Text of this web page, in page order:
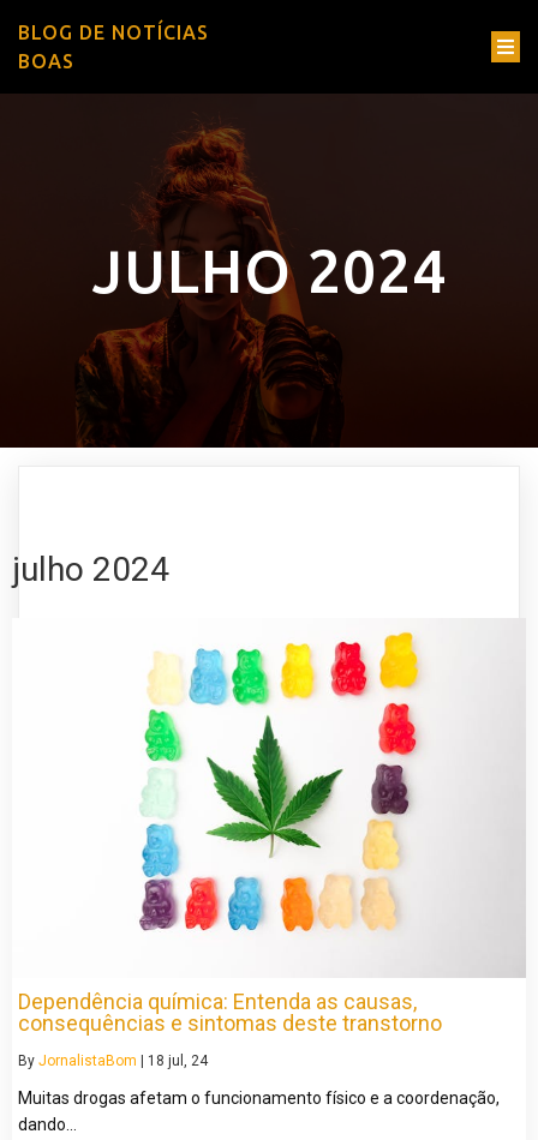
BLOG DE NOTÍCIAS
BOAS
JULHO 2024
julho 2024
Dependência química: Entenda as causas,
consequências e sintomas deste transtorno
By JornalistaBom | 18 jul, 24
Muitas drogas afetam o funcionamento físico e a coordenação,
dando…